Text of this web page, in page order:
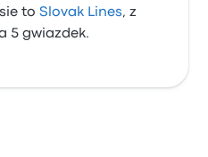
toSlovak Lines, z
5 gwiazdek.